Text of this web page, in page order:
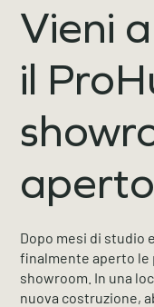
Vieni
il
Dopo mesi di studio
finalmente aperto le
showroom. In una
nuova costruzione,